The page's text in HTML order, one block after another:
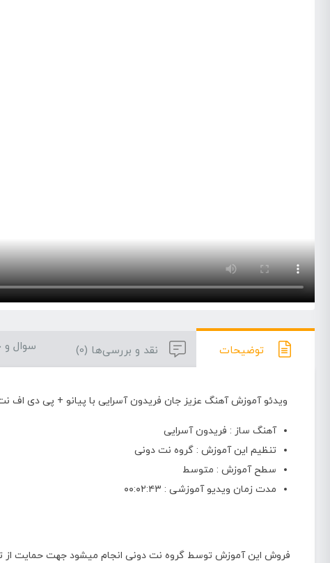
توضیحات نقد و بررسی‌ها (0) سوال و
ویدئو آموزش آهنگ عزیز جان فریدون آسرایی با پیانو + پی دی اف
آهنگ ساز : فریدون آسرایی
تنظیم این آموزش : گروه نت دونی
سطح آموزش : متوسط
مدت زمان ویدیو آموزشی : ۰۰:۰۲:۴۳
فروش این آموزش توسط گروه نت دونی انجام میشود جهت حمایت از